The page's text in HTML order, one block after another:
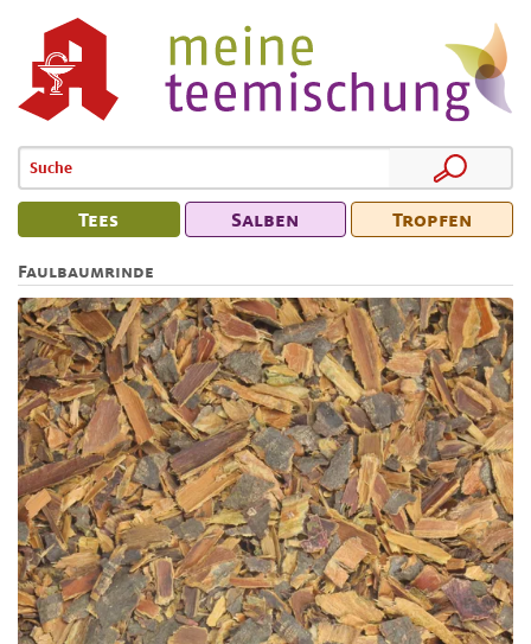
Tees Salben Tropfen
Faulbaumrinde